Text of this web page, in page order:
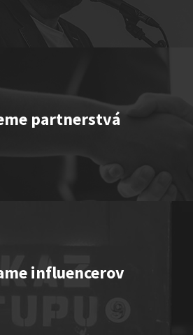
& MUSIC Show
Show program
partnerstvá
influencerov